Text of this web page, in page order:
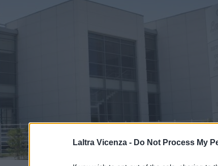
Laltra Vicenza - Do Not Process My